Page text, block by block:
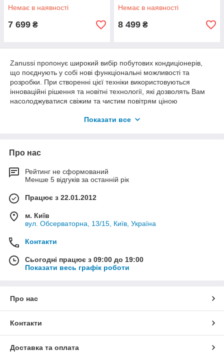
Немає в наявності
7 699 ₴
Немає в наявності
8 499 ₴
Zanussi пропонує широкий вибір побутових кондиціонерів,
що поєднують у собі нові функціональні можливості та
розробки. При створенні цієї техніки використовуються
інноваційні рішення та новітні технології, які дозволять Вам
насолоджуватися свіжим та чистим повітрям ціною
підходить саме вам: побутові кондиціонери з традиційним
і готові максимально підлаштуватися під Ваш спосіб життя.
Показати все
Про нас
Рейтинг не сформований
Менше 5 відгуків за останній рік
Працює з 22.01.2012
м. Київ
вул. Обсерваторна, 13/15, Київ, Україна
Контакти
Сьогодні працює з 09:00 до 19:00
Показати весь графік роботи
Про нас
Контакти
Доставка та оплата